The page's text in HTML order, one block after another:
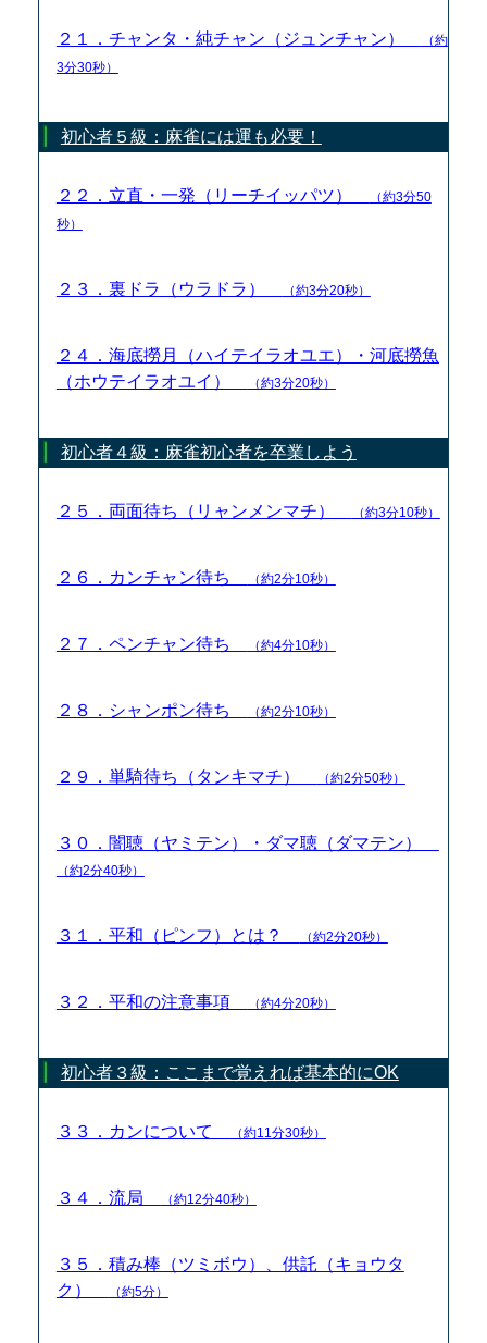
２１．チャンタ・純チャン（ジュンチャン）
（約
3分30秒）
初心者５級：麻雀には運も必要！
２２．立直・一発（リーチイッパツ）
（約3分50
秒）
２３．裏ドラ（ウラドラ） （約3分20秒）
２４．海底撈月（ハイテイラオユエ）・河底撈魚
（ホウテイラオユイ）
（約3分20秒）
初心者４級：麻雀初心者を卒業しよう
２５．両面待ち（リャンメンマチ） （約3分10秒）
２６．カンチャン待ち （約2分10秒）
２７．ペンチャン待ち （約4分10秒）
２８．シャンポン待ち （約2分10秒）
２９．単騎待ち（タンキマチ） （約2分50秒）
３０．闇聴（ヤミテン）・ダマ聴（ダマテン）
（約2分40秒）
３１．平和（ピンフ）とは？ （約2分20秒）
３２．平和の注意事項 （約4分20秒）
初心者３級：ここまで覚えれば基本的にOK
３３．カンについて （約11分30秒）
３４．流局 （約12分40秒）
３５．積み棒（ツミボウ）、供託（キョウタ
ク）
（約5分）